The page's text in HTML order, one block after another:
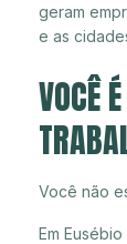
geram
e as
VOCÊ
Você não
Em